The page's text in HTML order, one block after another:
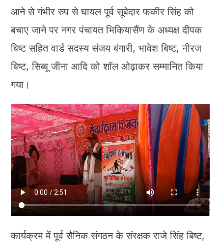
आने से गंभीर रुप से घायल पूर्व सूबेदार फकीर सिंह को
बचाए जाने पर नगर पंचायत भिकियासैंण के अध्यक्ष दीपक
बिष्ट सहित वार्ड सदस्य संजय बंगारी, भावेश बिष्ट, नीरज
बिष्ट, सिब्बू जीना आदि को शॉल ओढ़ाकर सम्मानित किया
गया।
कार्यक्रम में पूर्व सैनिक संगठन के संरक्षक राजे सिंह बिष्ट,